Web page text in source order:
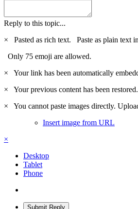
Reply to this topic...
×
Pasted as rich text. Paste as plain text
Only 75 emoji are allowed.
×
Your link has been automatically
×
Your previous content has been
×
You cannot paste images directly.
Insert image from URL
×
Desktop
Tablet
Phone
Submit Reply